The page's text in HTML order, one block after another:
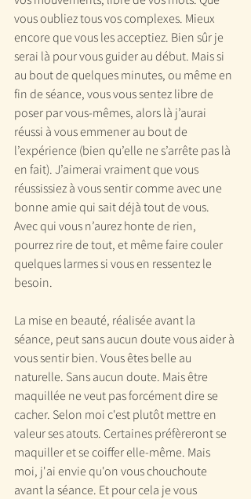
vous oubliez tous vos complexes. Mieux
encore que vous les acceptiez. Bien sûr je
serai là pour vous guider au début. Mais si
au bout de quelques minutes, ou même en
fin de séance, vous vous sentez libre de
poser par vous-mêmes, alors là j’aurai
réussi à vous emmener au bout de
l’expérience (bien qu’elle ne s’arrête pas là
en fait). J’aimerai vraiment que vous
réussissiez à vous sentir comme avec une
bonne amie qui sait déjà tout de vous.
Avec qui vous n’aurez honte de rien,
pourrez rire de tout, et même faire couler
quelques larmes si vous en ressentez le
besoin.
La mise en beauté, réalisée avant la
séance, peut sans aucun doute vous aider à
vous sentir bien. Vous êtes belle au
naturelle. Sans aucun doute. Mais être
maquillée ne veut pas forcément dire se
cacher. Selon moi c'est plutôt mettre en
valeur ses atouts. Certaines préfèreront se
maquiller et se coiffer elle-même. Mais
moi, j'ai envie qu'on vous chouchoute
avant la séance. Et pour cela je vous